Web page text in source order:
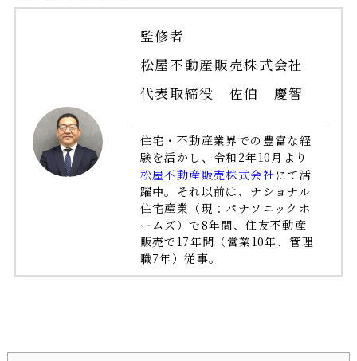
監修者
松屋不動産販売株式会社
代表取締役 佐伯 慶智
住宅・不動産業界での豊富な経
験を活かし、令和2年10月より
松屋不動産販売株式会社にて活
躍中。それ以前は、ナショナル
住宅産業（現：パナソニックホ
ームズ）で8年間、住友不動産
販売で17年間（営業10年、管理
職7年）従事。